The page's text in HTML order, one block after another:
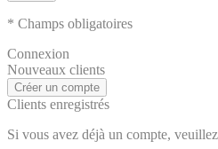
* Champs obligatoires
Connexion
Nouveaux clients
Créer un compte
Clients enregistrés
Si vous avez déjà un compte,